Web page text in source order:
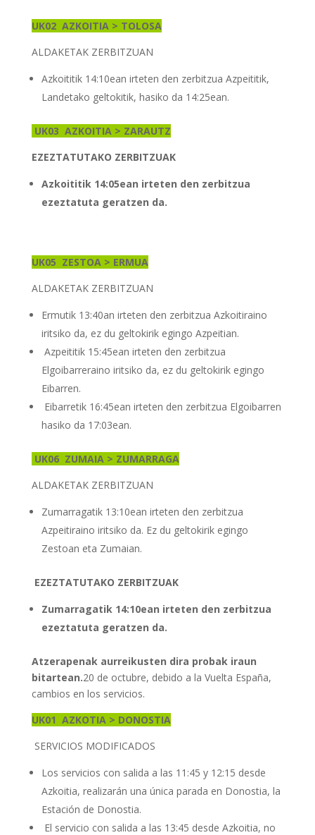
UK02 AZKOITIA > TOLOSA
ALDAKETAK ZERBITZUAN
Azkoititik 14:10ean irteten den zerbitzua Azpeititik,
Landetako geltokitik, hasiko da 14:25ean.
UK03 AZKOITIA > ZARAUTZ
EZEZTATUTAKO ZERBITZUAK
Azkoititik 14:05ean irteten den zerbitzua
ezeztatuta geratzen da.
UK05 ZESTOA > ERMUA
ALDAKETAK ZERBITZUAN
Ermutik 13:40an irteten den zerbitzua Azkoitiraino
iritsiko da, ez du geltokirik egingo Azpeitian.
Azpeititik 15:45ean irteten den zerbitzua
Elgoibarreraino iritsiko da, ez du geltokirik egingo
Eibarren.
Eibarretik 16:45ean irteten den zerbitzua Elgoibarren
hasiko da 17:03ean.
UK06 ZUMAIA > ZUMARRAGA
ALDAKETAK ZERBITZUAN
Zumarragatik 13:10ean irteten den zerbitzua
Azpeitiraino iritsiko da. Ez du geltokirik egingo
Zestoan eta Zumaian.
EZEZTATUTAKO ZERBITZUAK
Zumarragatik 14:10ean irteten den zerbitzua
ezeztatuta geratzen da.
Atzerapenak aurreikusten dira probak iraun
bitartean.20 de octubre, debido a la Vuelta España,
cambios en los servicios.
UK01 AZKOTIA > DONOSTIA
SERVICIOS MODIFICADOS
Los servicios con salida a las 11:45 y 12:15 desde
Azkoitia, realizarán una única parada en Donostia, la
Estación de Donostia.
El servicio con salida a las 13:45 desde Azkoitia, no